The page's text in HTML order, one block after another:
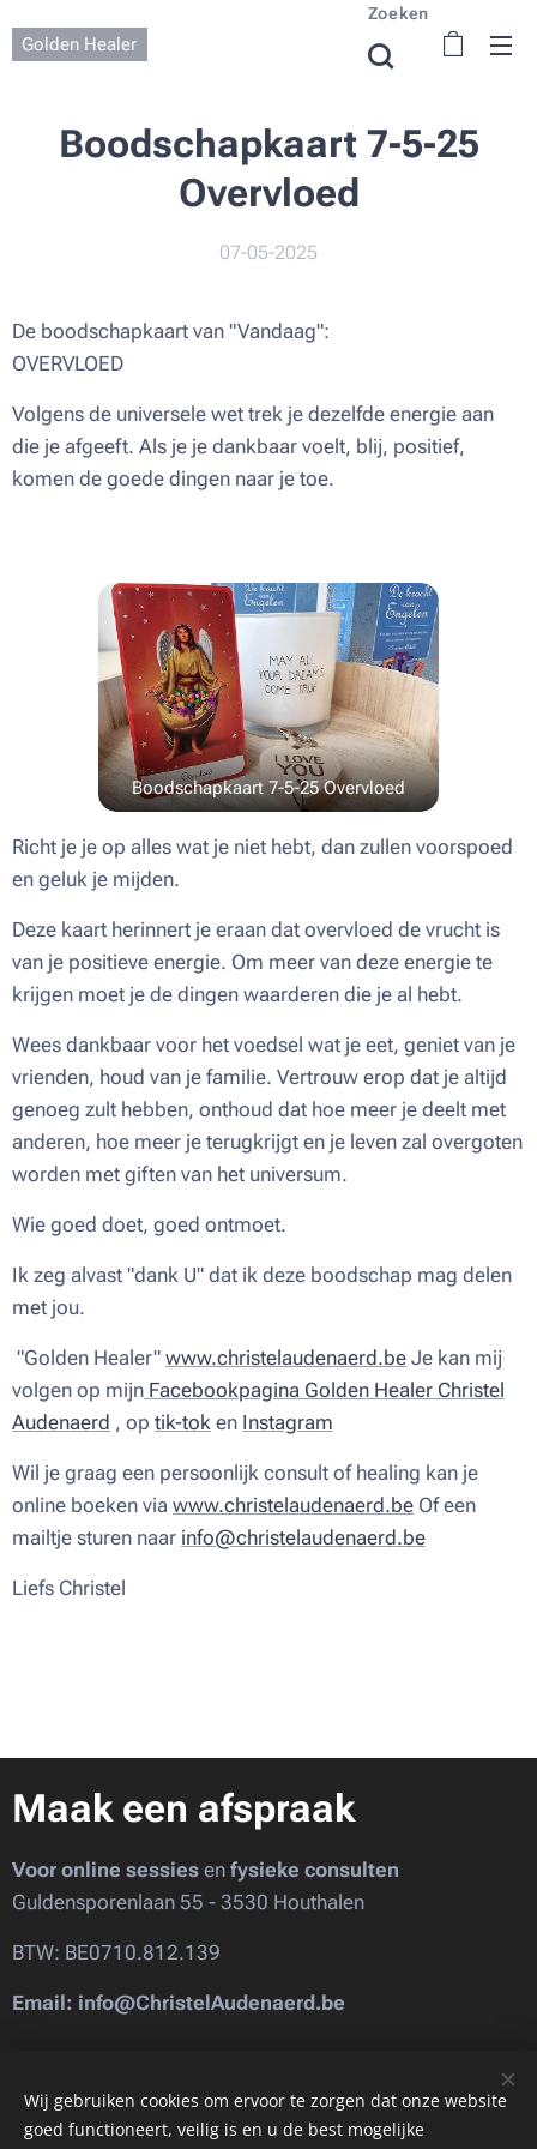
Golden Healer
Zoeken
Boodschapkaart 7-5-25
Overvloed
07-05-2025
De boodschapkaart van "Vandaag":
OVERVLOED
Volgens de universele wet trek je dezelfde energie aan
die je afgeeft. Als je je dankbaar voelt, blij, positief,
komen de goede dingen naar je toe.
Boodschapkaart 7-5-25 Overvloed
Richt je je op alles wat je niet hebt, dan zullen voorspoed
en geluk je mijden.
Deze kaart herinnert je eraan dat overvloed de vrucht is
van je positieve energie. Om meer van deze energie te
krijgen moet je de dingen waarderen die je al hebt.
Wees dankbaar voor het voedsel wat je eet, geniet van je
vrienden, houd van je familie. Vertrouw erop dat je altijd
genoeg zult hebben, onthoud dat hoe meer je deelt met
anderen, hoe meer je terugkrijgt en je leven zal overgoten
worden met giften van het universum.
Wie goed doet, goed ontmoet.
Ik zeg alvast "dank U" dat ik deze boodschap mag delen
met jou.
"Golden Healer" www.christelaudenaerd.be Je kan mij
volgen op mijn Facebookpagina Golden Healer Christel
Audenaerd , op tik-tok en Instagram
Wil je graag een persoonlijk consult of healing kan je
online boeken via www.christelaudenaerd.be Of een
mailtje sturen naar info@christelaudenaerd.be
Liefs Christel ♥
Maak een afspraak
Voor online sessies en fysieke consulten
Guldensporenlaan 55 - 3530 Houthalen
BTW: BE0710.812.139
Email: info@ChristelAudenaerd.be
Wij gebruiken cookies om ervoor te zorgen dat onze website
goed functioneert, veilig is en u de best mogelijke